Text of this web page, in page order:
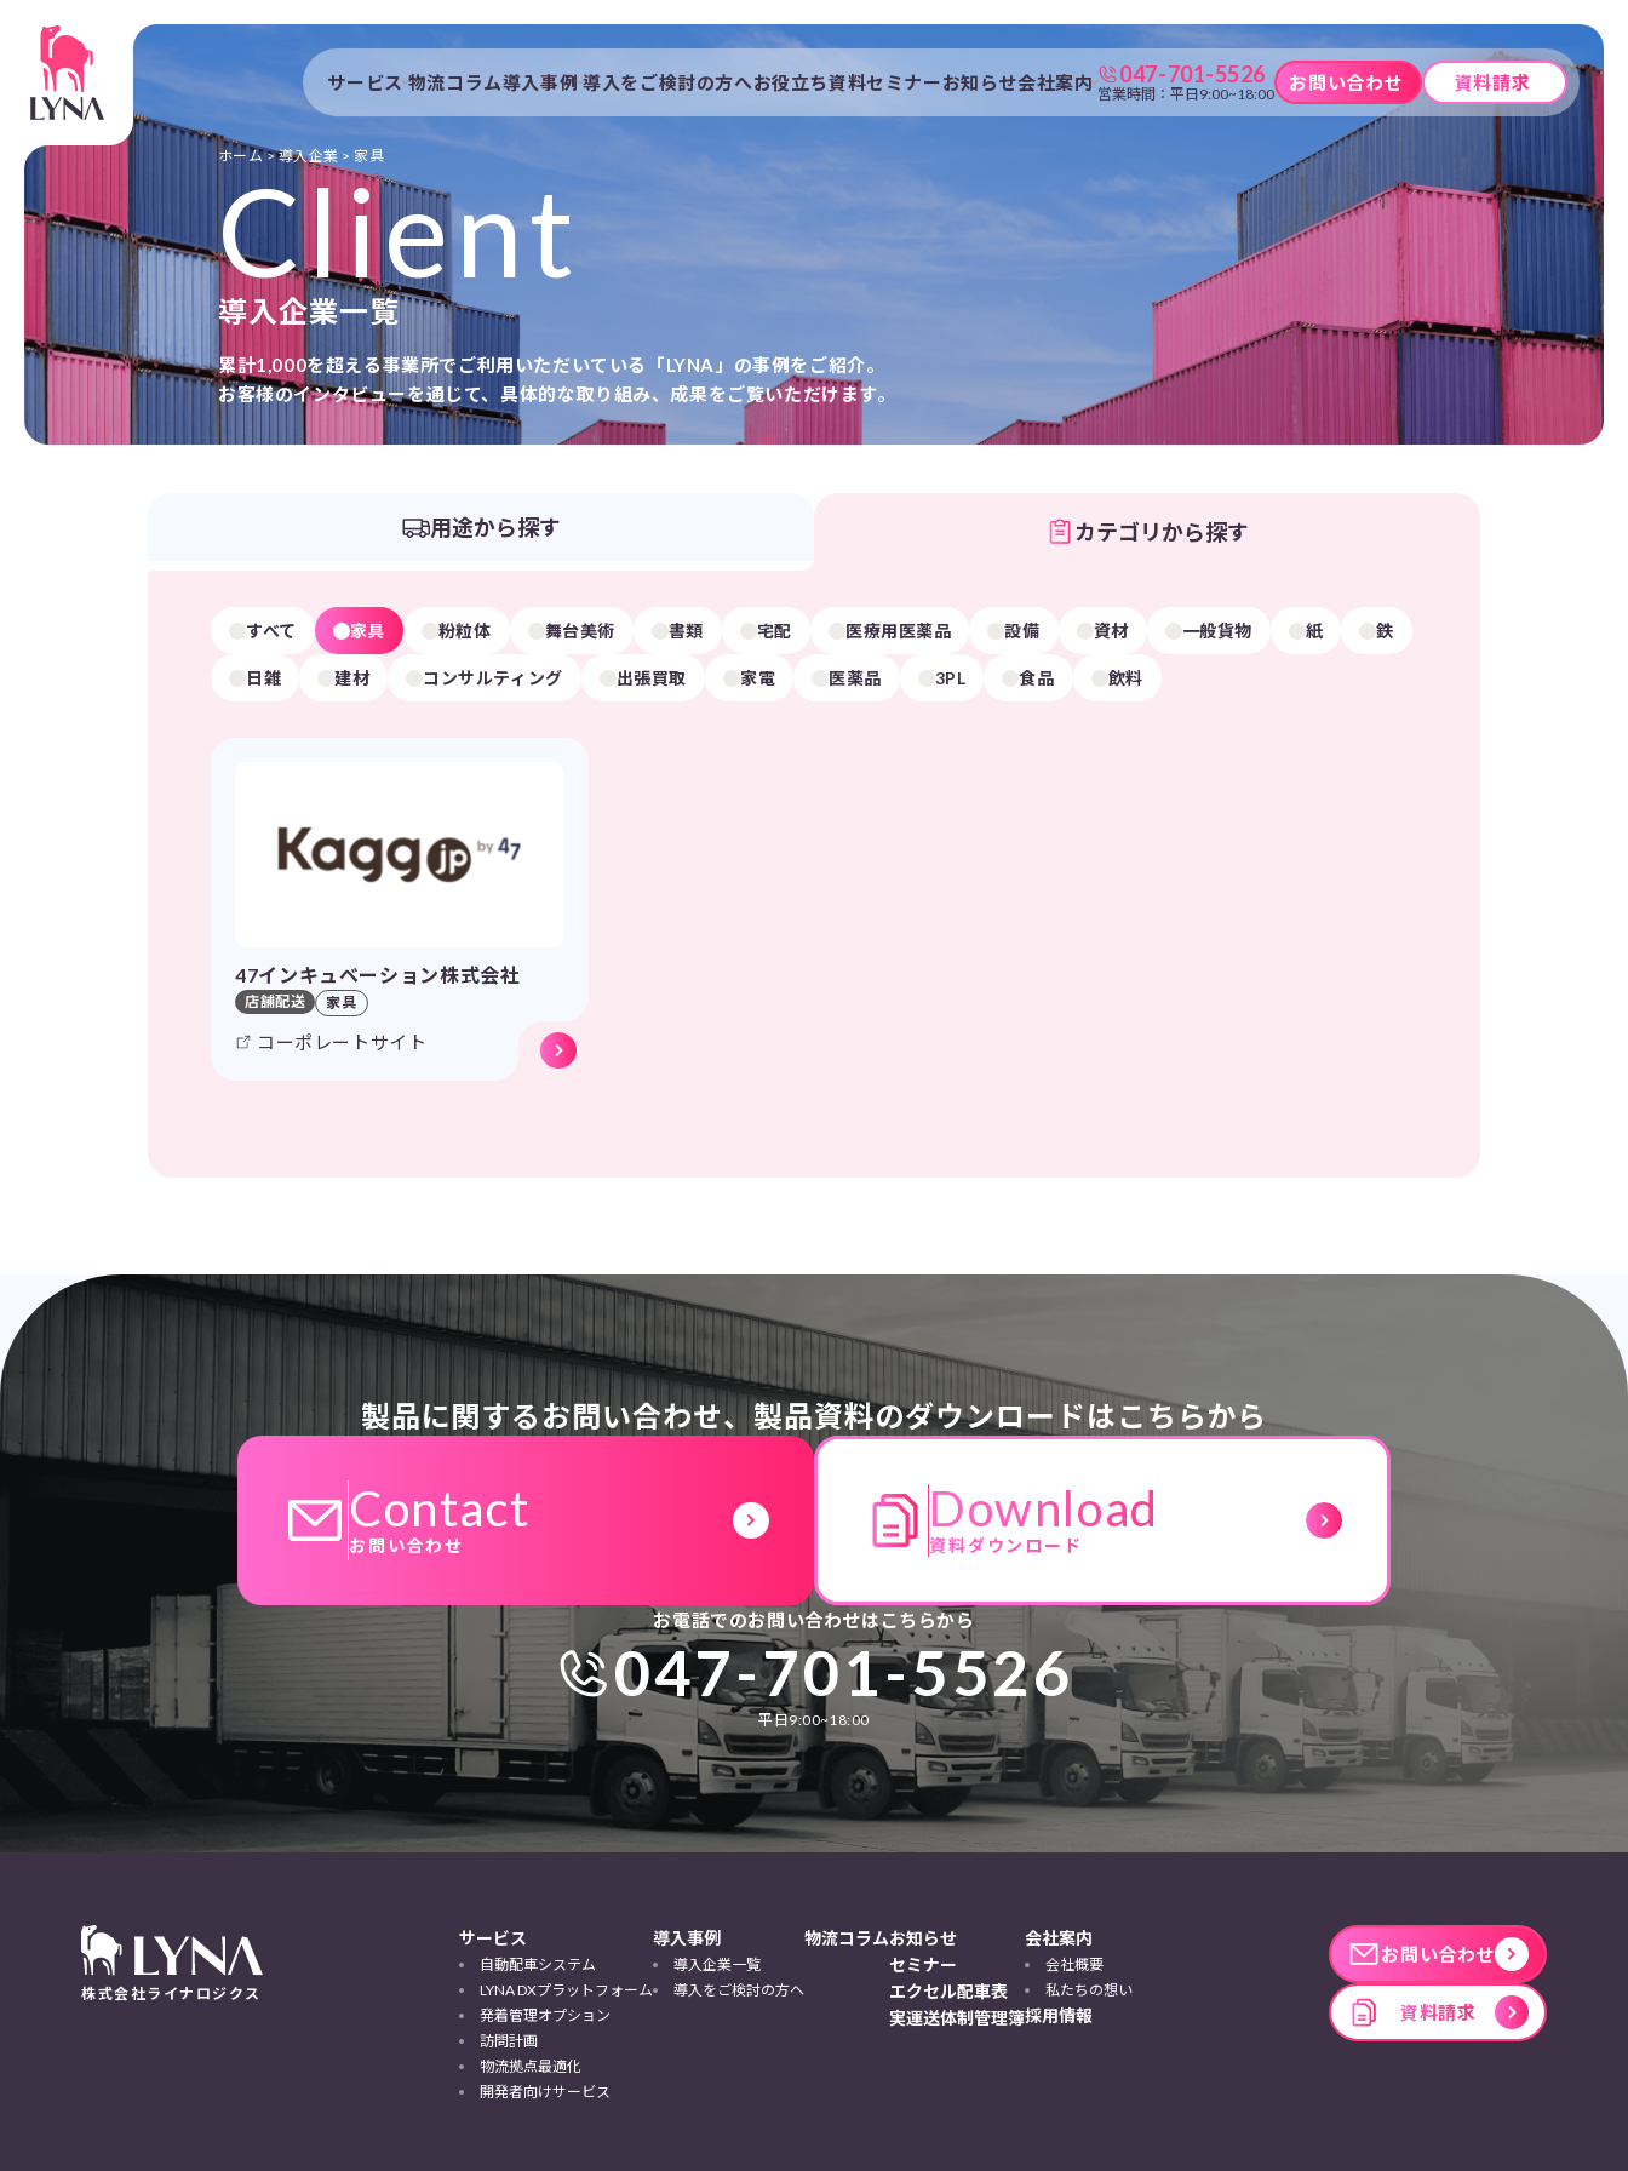
サービス
サービストップ
自動配車システム
DXプラットフォーム
発着管理オプション
訪問計画
物流拠点最適化
開発者向けサービス
物流コラム導入事例
導入事例
導入企業一覧
導入をご検討の方へお役立ち資料セミナーお知らせ会社案内
会社概要
採用情報
047-701-5526
営業時間：平日9:00~18:00 お問い合わせ 資料請求
Client
導入企業一覧
累計1,000を超える事業所でご利用いただいている「LYNA」の事例をご紹介。
お客様のインタビューを通じて、具体的な取り組み、成果をご覧いただけます。
ホーム>導入企業 > 家具
用途から探す カテゴリから探す
すべて 家具 粉粒体 舞台美術 書類 宅配 医療用医薬品 設備 資材 一般貨物 紙 鉄
日雑 建材 コンサルティング 出張買取 家電 医薬品 3PL 食品 飲料
47インキュベーション株式会社
店舗配送 家具
コーポレートサイト
製品に関するお問い合わせ、製品資料のダウンロードはこちらから
Contact
お問い合わせ
Download
資料ダウンロード
お電話でのお問い合わせはこちらから
047-701-5526
平日9:00~18:00
株式会社ライナロジクス
サービス
自動配車システム
LYNA DXプラットフォーム
発着管理オプション
訪問計画
物流拠点最適化
開発者向けサービス
導入事例
導入企業一覧
導入をご検討の方へ
物流コラムお知らせ
セミナー
エクセル配車表
実運送体制管理簿
会社案内
会社概要
私たちの想い
採用情報
お問い合わせ
資料請求